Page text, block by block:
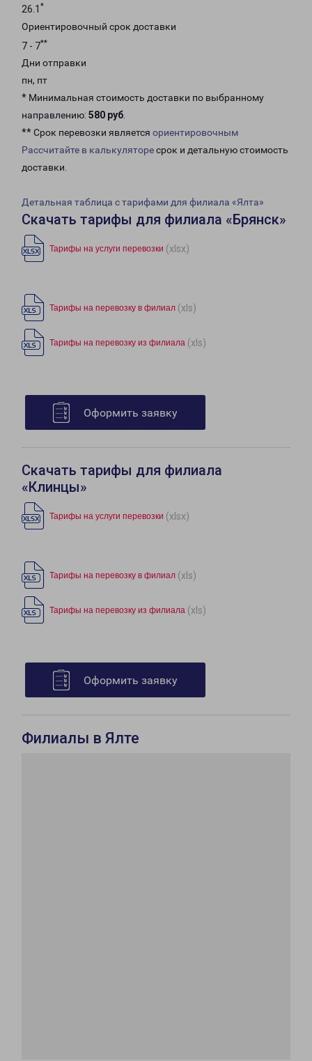
26.1 *
Ориентировочный срок доставки
7 - 7**
Дни отправки
пн, пт
* Минимальная стоимость доставки по выбранному
направлению: 580 руб.
** Срок перевозки является ориентировочным
Рассчитайте в калькуляторесрок и детальную стоимость
доставки.
Детальная таблица с тарифами для филиала «Ялта»
Скачать тарифы для филиала «Брянск»
Тарифы на услуги перевозки (xlsx)
Тарифы на перевозку в филиал (xls)
Тарифы на перевозку из филиала (xls)
Оформить заявку
Скачать тарифы для филиала
«Клинцы»
Тарифы на услуги перевозки (xlsx)
Тарифы на перевозку в филиал (xls)
Тарифы на перевозку из филиала (xls)
Оформить заявку
Филиалы в Ялте